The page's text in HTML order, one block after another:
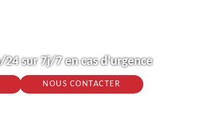
sur 7j/7 en cas d'urgence
NOUS CONTACTER